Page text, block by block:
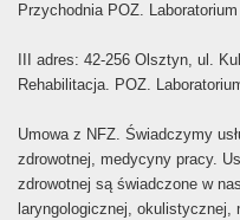
Przychodnia POZ.
III adres: 42-256 Olsztyn, ul.
Rehabilitacja. POZ.
Umowa z NFZ. Świadczymy
zdrowotnej, medycyny pracy.
zdrowotnej są świadczone w
laryngologicznej, okulistycznej,